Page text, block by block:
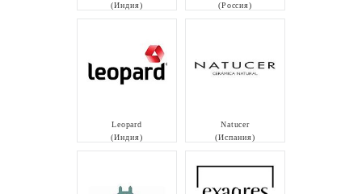
(Индия)
(Россия)
Leopard
(Индия)
Natucer
(Испания)